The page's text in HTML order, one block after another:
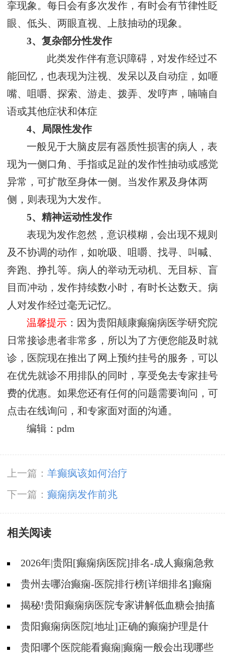
挛现象。每日会有多次发作，有时会有节律性眨
眼、低头、两眼直视、上肢抽动的现象。
3、复杂部分性发作
此类发作伴有意识障碍，对发作经过不
能回忆，也表现为注视、发呆以及自动症，如咂
嘴、咀嚼、探索、游走、拨弄、发哼声，喃喃自
语或其他症状和体症
4、局限性发作
一般见于大脑皮层有器质性损害的病人，表
现为一侧口角、手指或足趾的发作性抽动或感觉
异常，可扩散至身体一侧。当发作累及身体两
侧，则表现为大发作。
5、精神运动性发作
表现为发作忽然，意识模糊，会出现不规则
及不协调的动作，如吮吸、咀嚼、找寻、叫喊、
奔跑、挣扎等。病人的举动无动机、无目标、盲
目而冲动，发作持续数小时，有时长达数天。病
人对发作经过毫无记忆。
温馨提示 ：因为贵阳颠康癫痫病医学研究院
日常接诊患者非常多，所以为了方便您能及时就
诊，医院现在推出了网上预约挂号的服务，可以
在优先就诊不用排队的同时，享受免去专家挂号
费的优惠。如果您还有任何的问题需要询问，可
点击在线询问，和专家面对面的沟通。
编辑：pdm
上一篇： 羊癫疯该如何治疗
下一篇： 癫痫病发作前兆
相关阅读
2026年|贵阳[癫痫病医院]排名-成人癫痫急救
措施护理
贵州去哪治癫痫-医院排行榜[详细排名]癫痫
病人可以吃什么食物?
揭秘!贵阳癫痫病医院专家讲解低血糖会抽搐
吗?贵阳癫痫病医院[地址]正确的癫痫护理是什
么?贵阳哪个医院能看癫痫|癫痫一般会出现哪些